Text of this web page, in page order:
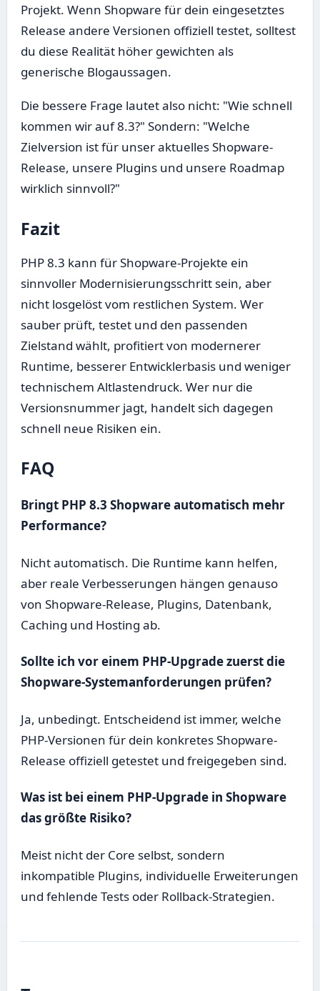
Projekt. Wenn Shopware für dein eingesetztes
Release andere Versionen offiziell testet, solltest
du diese Realität höher gewichten als
generische Blogaussagen.
Die bessere Frage lautet also nicht: "Wie schnell
kommen wir auf 8.3?" Sondern: "Welche
Zielversion ist für unser aktuelles Shopware-
Release, unsere Plugins und unsere Roadmap
wirklich sinnvoll?"
Fazit
PHP 8.3 kann für Shopware-Projekte ein
sinnvoller Modernisierungsschritt sein, aber
nicht losgelöst vom restlichen System. Wer
sauber prüft, testet und den passenden
Zielstand wählt, profitiert von modernerer
Runtime, besserer Entwicklerbasis und weniger
technischem Altlastendruck. Wer nur die
Versionsnummer jagt, handelt sich dagegen
schnell neue Risiken ein.
FAQ
Bringt PHP 8.3 Shopware automatisch mehr
Performance?
Nicht automatisch. Die Runtime kann helfen,
aber reale Verbesserungen hängen genauso
von Shopware-Release, Plugins, Datenbank,
Caching und Hosting ab.
Sollte ich vor einem PHP-Upgrade zuerst die
Shopware-Systemanforderungen prüfen?
Ja, unbedingt. Entscheidend ist immer, welche
PHP-Versionen für dein konkretes Shopware-
Release offiziell getestet und freigegeben sind.
Was ist bei einem PHP-Upgrade in Shopware
das größte Risiko?
Meist nicht der Core selbst, sondern
inkompatible Plugins, individuelle Erweiterungen
und fehlende Tests oder Rollback-Strategien.